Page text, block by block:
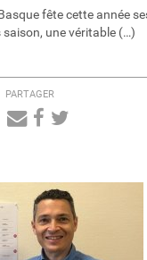
fête cette année
une véritable (…)
PARTAGER